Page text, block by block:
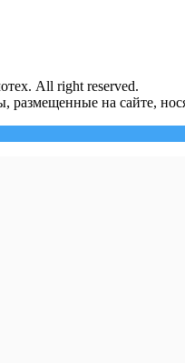
All right reserved.
на сайте,